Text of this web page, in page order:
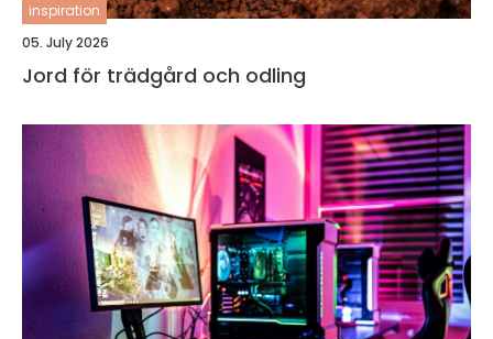
inspiration
05. July 2026
Jord för trädgård och odling